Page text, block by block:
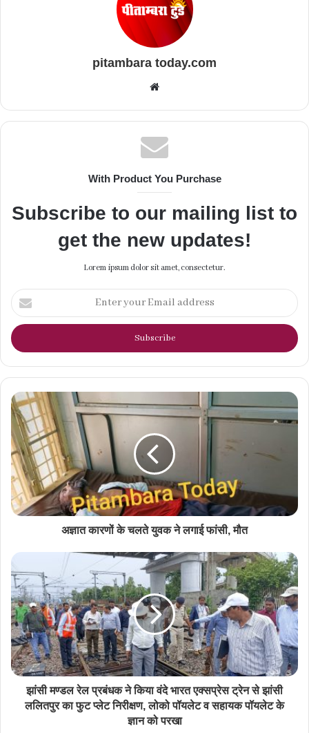
pitambara today.com
Website
With Product You Purchase
Subscribe to our mailing list to
get the new updates!
Lorem ipsum dolor sit amet, consectetur.
Enter
your
Email
address
अज्ञात कारणों के चलते युवक ने लगाई फांसी, मौत
झांसी मण्डल रेल प्रबंधक ने किया वंदे भारत एक्सप्रेस ट्रेन से झांसी
ललितपुर का फुट प्लेट निरीक्षण, लोको पॉयलेट व सहायक पॉयलेट के
ज्ञान को परखा